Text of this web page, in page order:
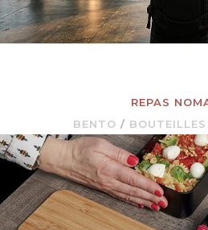
REPAS
BENTO / BOUTEILLES